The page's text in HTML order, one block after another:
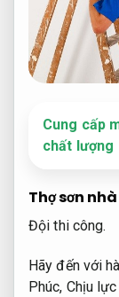
Cung cấp
chất lượng
Thợ sơn nhà
Đội thi công.
Hãy đến với
Phúc, Chịu